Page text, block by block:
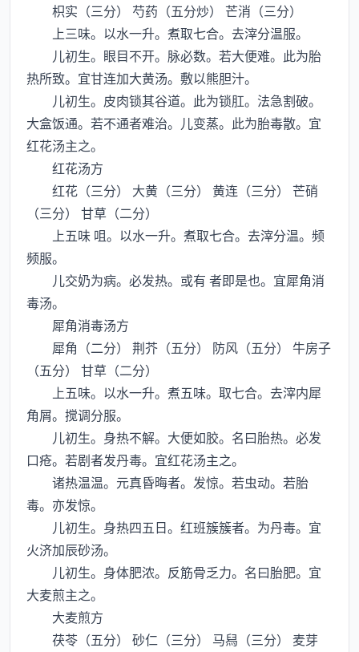
枳实（三分） 芍药（五分炒） 芒消（三分）
上三味。以水一升。煮取七合。去滓分温服。
儿初生。眼目不开。脉必数。若大便难。此为胎
热所致。宜甘连加大黄汤。敷以熊胆汁。
儿初生。皮肉锁其谷道。此为锁肛。法急割破。
大盒饭通。若不通者难治。儿变蒸。此为胎毒散。宜
红花汤主之。
红花汤方
红花（三分） 大黄（三分） 黄连（三分） 芒硝
（三分） 甘草（二分）
上五味 咀。以水一升。煮取七合。去滓分温。频
频服。
儿交奶为病。必发热。或有 者即是也。宜犀角消
毒汤。
犀角消毒汤方
犀角（二分） 荆芥（五分） 防风（五分） 牛房子
（五分） 甘草（二分）
上五味。以水一升。煮五味。取七合。去滓内犀
角屑。搅调分服。
儿初生。身热不解。大便如胶。名曰胎热。必发
口疮。若剧者发丹毒。宜红花汤主之。
诸热温温。元真昏晦者。发惊。若虫动。若胎
毒。亦发惊。
儿初生。身热四五日。红班簇簇者。为丹毒。宜
火济加辰砂汤。
儿初生。身体肥浓。反筋骨乏力。名曰胎肥。宜
大麦煎主之。
大麦煎方
茯苓（五分） 砂仁（三分） 马舄（三分） 麦芽